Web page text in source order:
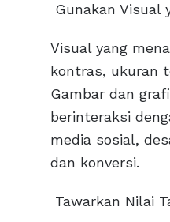
Gunakan Visual
Visual yang
kontras, ukuran
Gambar dan
berinteraksi
media sosial,
dan konversi.
Tawarkan Nilai